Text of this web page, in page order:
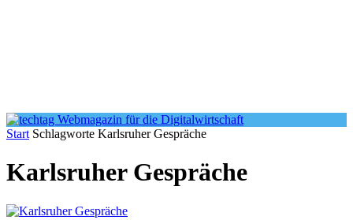
Start Schlagworte Karlsruher Gespräche
Karlsruher Gespräche